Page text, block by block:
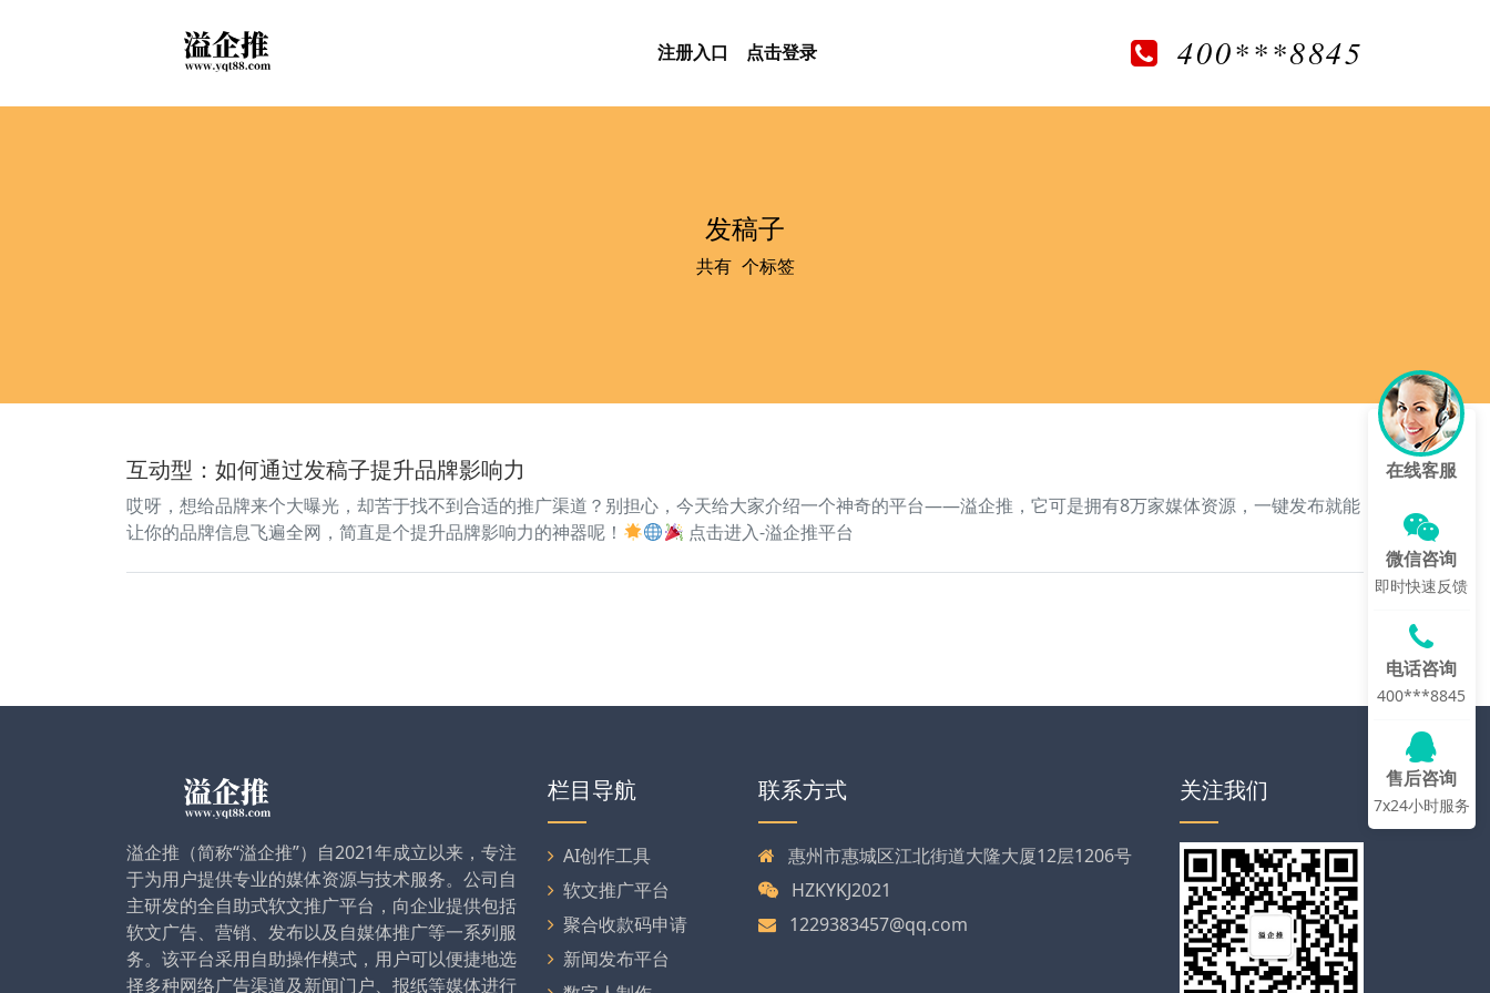
注册入口 点击登录 400***8845
发稿子
共有1 个标签
互动型：如何通过发稿子提升品牌影响力
哎呀，想给品牌来个大曝光，却苦于找不到合适的推广渠道？别担心，今天给大家介绍一个神奇的平台——溢企推，它可是拥有8万家媒体资源，一键发布就能
让你的品牌信息飞遍全网，简直是个提升品牌影响力的神器呢！
点击进入-溢企推平台
溢企推（简称“溢企推”）自2021年成立以来，专注
于为用户提供专业的媒体资源与技术服务。公司自
主研发的全自助式软文推广平台，向企业提供包括
软文广告、营销、发布以及自媒体推广等一系列服
务。该平台采用自助操作模式，用户可以便捷地选
择多种网络广告渠道及新闻门户、报纸等媒体进行
栏目导航
AI创作工具
软文推广平台
聚合收款码申请
新闻发布平台
联系方式
惠州市惠城区江北街道大隆大厦12层1206号
HZKYKJ2021
1229383457@qq.com
关注我们
在线客服
微信咨询
即时快速反馈
电话咨询
400***8845
售后咨询
7x24小时服务